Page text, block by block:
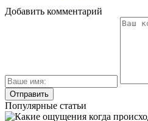
Добавить комментарий
Популярные статьи